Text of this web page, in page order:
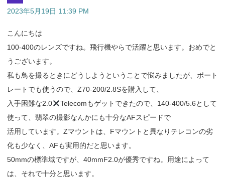
2023年5月19日 11:39 PM
こんにちは
100-400のレンズですね。飛行機やらで活躍と思います。おめでと
うございます。
私も鳥を撮るときにどうしようということで悩みましたが、ポート
レートでも使うので、Z70-200/2.8Sを購入して、
入手困難な2.0
Telecomもゲットできたので、140-400/5.6として
使って、翡翠の撮影なんかにも十分なAFスピードで
活用しています。Zマウントは、Fマウントと異なりテレコンの劣
化も少なく、AFも実用的だと思います。
50mmの標準域ですが、40mmF2.0が優秀ですね。用途によって
は、それで十分と思います。